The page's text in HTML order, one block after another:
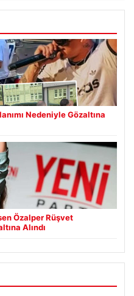
Nedeniyle Gözaltına
Özalper Rüşvet
Alındı